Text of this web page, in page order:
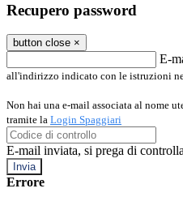
Recupero password
button close ×
E-
all'indirizzo indicato con le istruzioni
Non hai una e-mail associata al nome
tramite la Login Spaggiari
E-mail inviata, si prega di
Errore